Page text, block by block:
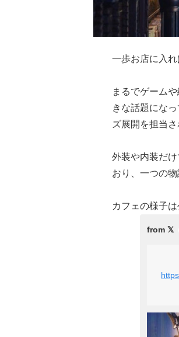
一歩お店に入
まるでゲーム
きな話題にな
ズ展開を担当
外装や内装だ
おり、一つの
カフェの様子